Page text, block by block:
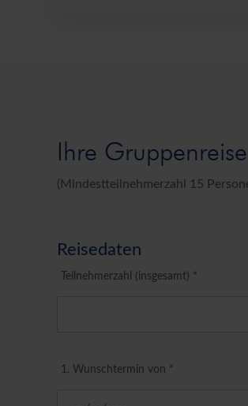
Ihre
(Mindestteilnehmerzahl 15
Reisedaten
Teilnehmerzahl (insgesamt) *
1. Wunschtermin von *